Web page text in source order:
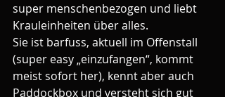
super menschenbezogen und liebt
Krauleinheiten über alles.
Sie ist barfuss, aktuell im Offenstall
(super easy „einzufangen“, kommt
meist sofort her), kennt aber auch
Paddockbox und versteht sich gut